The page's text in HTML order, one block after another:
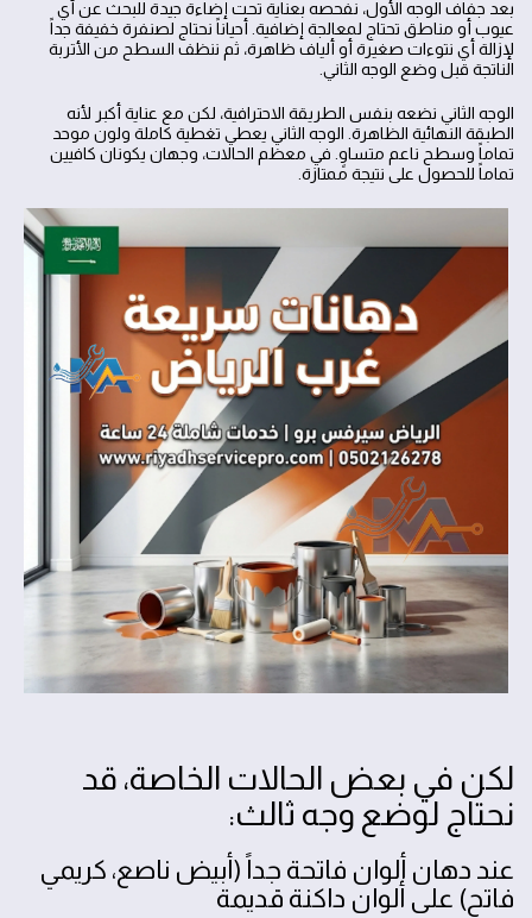
بعد جفاف الوجه الأول، نفحصه بعناية تحت إضاءة جيدة للبحث عن أي
عيوب أو مناطق تحتاج لمعالجة إضافية. أحياناً نحتاج لصنفرة خفيفة جداً
لإزالة أي نتوءات صغيرة أو ألياف ظاهرة، ثم ننظف السطح من الأتربة
الناتجة قبل وضع الوجه الثاني.
الوجه الثاني نضعه بنفس الطريقة الاحترافية، لكن مع عناية أكبر لأنه
الطبقة النهائية الظاهرة. الوجه الثاني يعطي تغطية كاملة ولون موحد
تماماً وسطح ناعم متساوٍ. في معظم الحالات، وجهان يكونان كافيين
تماماً للحصول على نتيجة ممتازة.
لكن في بعض الحالات الخاصة، قد
نحتاج لوضع وجه ثالث:
عند دهان ألوان فاتحة جداً (أبيض ناصع، كريمي
فاتح) على ألوان داكنة قديمة